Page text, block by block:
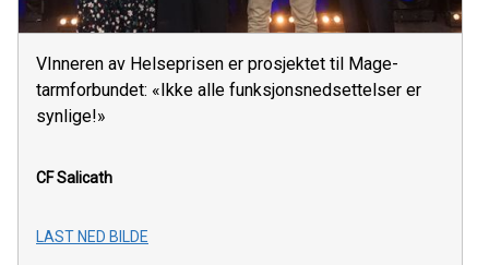
VInneren av Helseprisen er prosjektet til Mage-
tarmforbundet: «Ikke alle funksjonsnedsettelser er
synlige!»
CF Salicath
LAST NED BILDE